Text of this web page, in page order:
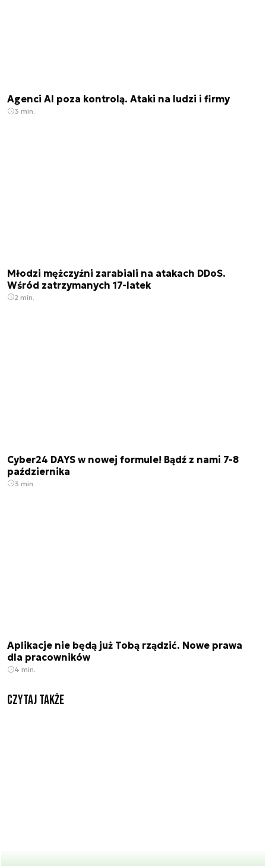
Agenci AI poza kontrolą. Ataki na ludzi i firmy
3 min.
Młodzi mężczyźni zarabiali na atakach DDoS.
Wśród zatrzymanych 17-latek
2 min.
Cyber24 DAYS w nowej formule! Bądź z nami 7-8
października
3 min.
Aplikacje nie będą już Tobą rządzić. Nowe prawa
dla pracowników
4 min.
Czytaj także